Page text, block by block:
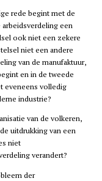
rede begint met de
een
ook niet een zekere
niet een andere
van de manufaktuur,
en in de tweede
eveneens volledig
industrie?
van de volkeren,
uitdrukking van een
niet
verandert?
der